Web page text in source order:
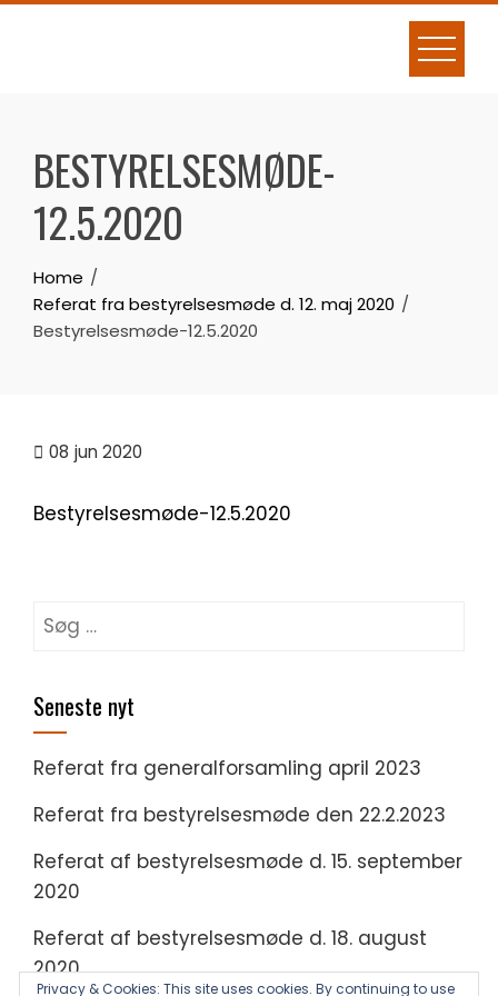
Skip
BESTYRELSESMØDE-
12.5.2020
Home
Referat fra bestyrelsesmøde d. 12. maj 2020
Bestyrelsesmøde-12.5.2020
08 jun 2020
Bestyrelsesmøde-12.5.2020
Søg
efter:
Seneste nyt
Referat fra generalforsamling april 2023
Referat fra bestyrelsesmøde den 22.2.2023
Referat af bestyrelsesmøde d. 15. september
2020
Referat af bestyrelsesmøde d. 18. august
2020
Privacy & Cookies: This site uses cookies. By continuing to use